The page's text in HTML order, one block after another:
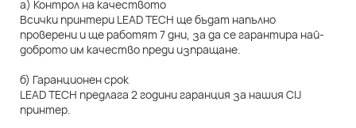
а) Контрол на качеството
Всички принтери LEAD TECH ще бъдат напълно
проверени и ще работят 7 дни, за да се гарантира най-
доброто им качество преди изпращане.
б) Гаранционен срок
LEAD TECH предлага 2 години гаранция за нашия CIJ
принтер.